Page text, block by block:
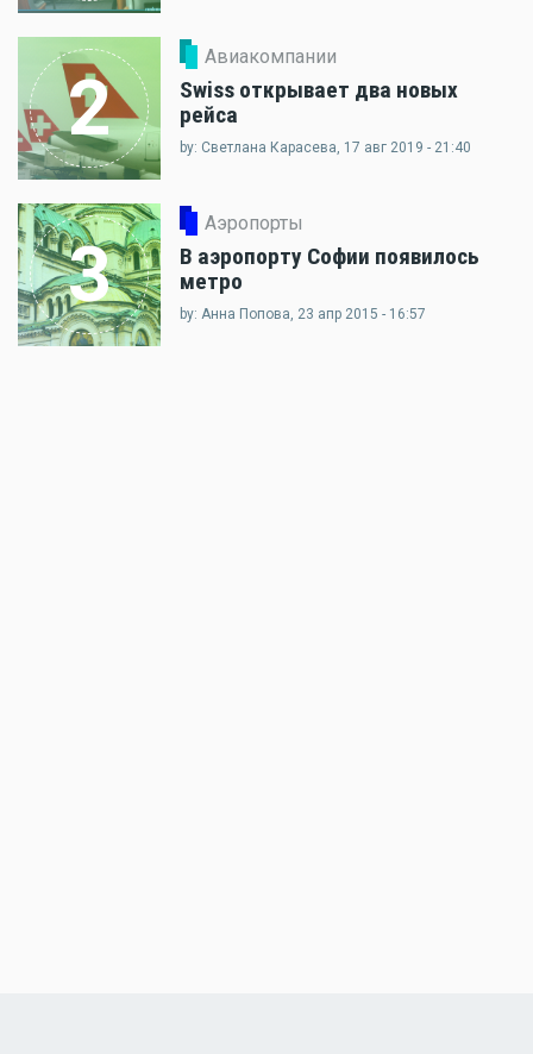
2
Авиакомпании
Swiss открывает два новых
рейса
by: Светлана Карасева, 17 авг 2019 - 21:40
3
Аэропорты
В аэропорту Софии появилось
метро
by: Анна Попова, 23 апр 2015 - 16:57